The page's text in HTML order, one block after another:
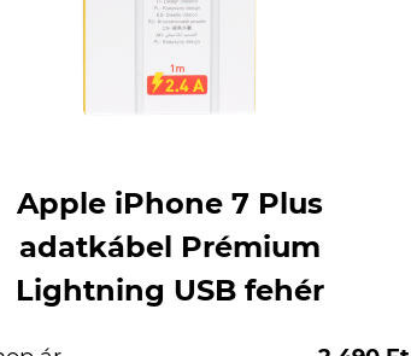
Apple iPhone 7 Plus
adatkábel Prémium
Lightning USB fehér